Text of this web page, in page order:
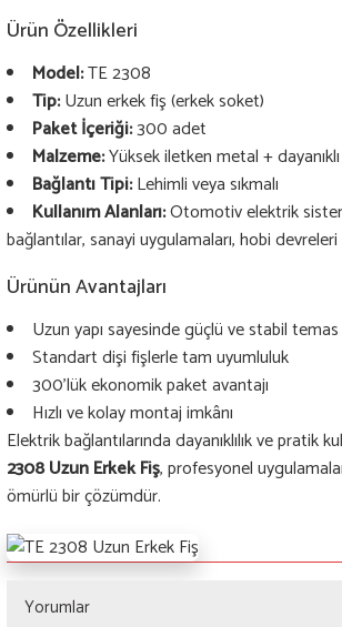
Ürün Özellikleri
Model:TE 2308
Tip:Uzun erkek fiş (erkek soket)
Paket İçeriği:300 adet
Malzeme:Yüksek iletken metal +
Bağlantı Tipi:Lehimli veya sıkmalı
Kullanım Alanları:Otomotiv elektrik
bağlantılar, sanayi uygulamaları, hobi devreleri
Ürünün Avantajları
Uzun yapı sayesinde güçlü ve stabil temas
Standart dişi fişlerle tam uyumluluk
300’lük ekonomik paket avantajı
Hızlı ve kolay montaj imkânı
Elektrik bağlantılarında dayanıklılık ve pratik
2308 Uzun Erkek Fiş, profesyonel
ömürlü bir çözümdür.
Yorumlar